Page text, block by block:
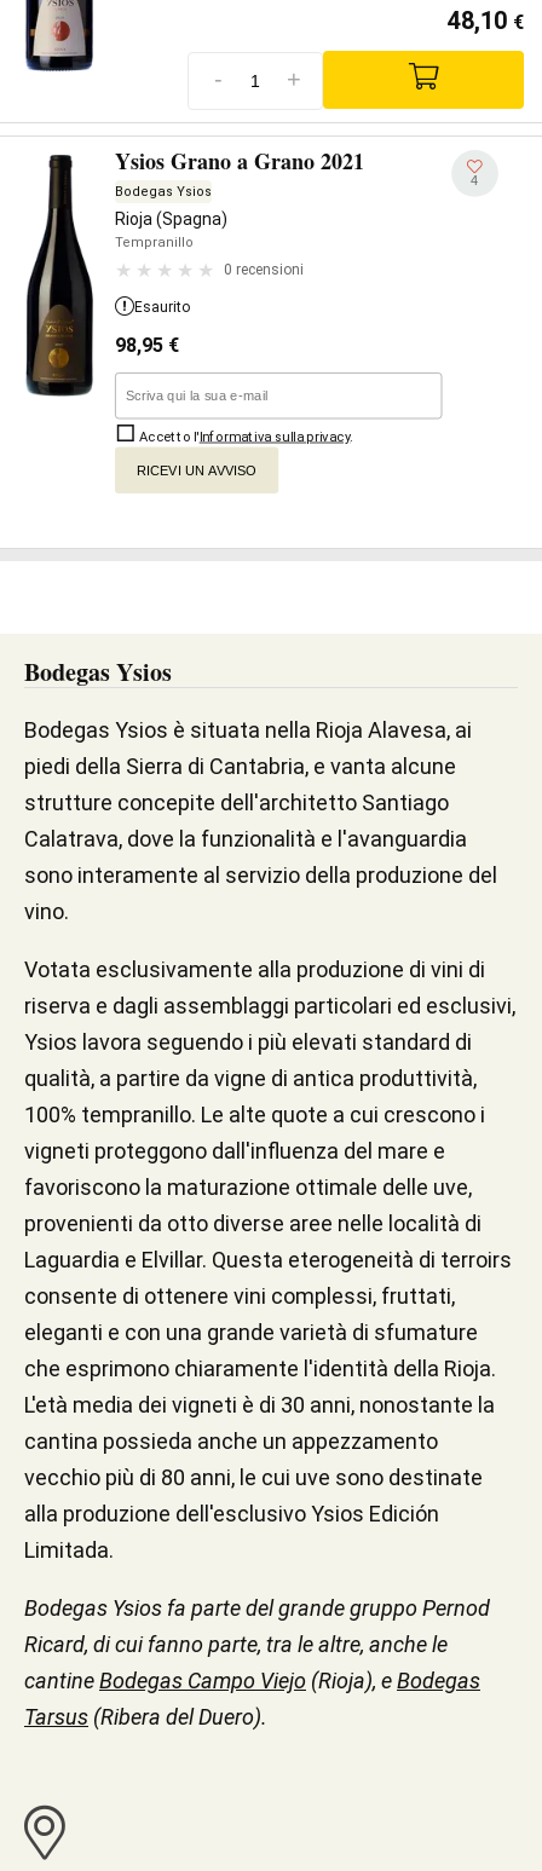
48,10 €
- +
Ysios Grano a Grano 2021
Bodegas Ysios
Rioja (Spagna)
Tempranillo
0 recensioni
4
Esaurito
98,95 €
Accetto l'Informativa sulla privacy.
RICEVI UN AVVISO
Bodegas Ysios
Bodegas Ysios è situata nella Rioja Alavesa, ai
piedi della Sierra di Cantabria, e vanta alcune
strutture concepite dell'architetto Santiago
Calatrava, dove la funzionalità e l'avanguardia
sono interamente al servizio della produzione del
vino.
Votata esclusivamente alla produzione di vini di
riserva e dagli assemblaggi particolari ed esclusivi,
Ysios lavora seguendo i più elevati standard di
qualità, a partire da vigne di antica produttività,
100% tempranillo. Le alte quote a cui crescono i
vigneti proteggono dall'influenza del mare e
favoriscono la maturazione ottimale delle uve,
provenienti da otto diverse aree nelle località di
Laguardia e Elvillar. Questa eterogeneità di terroirs
consente di ottenere vini complessi, fruttati,
eleganti e con una grande varietà di sfumature
che esprimono chiaramente l'identità della Rioja.
L'età media dei vigneti è di 30 anni, nonostante la
cantina possieda anche un appezzamento
vecchio più di 80 anni, le cui uve sono destinate
alla produzione dell'esclusivo Ysios Edición
Limitada.
Bodegas Ysios fa parte del grande gruppo Pernod
Ricard, di cui fanno parte, tra le altre, anche le
cantineBodegas Campo Viejo (Rioja), eBodegas
Tarsus (Ribera del Duero).